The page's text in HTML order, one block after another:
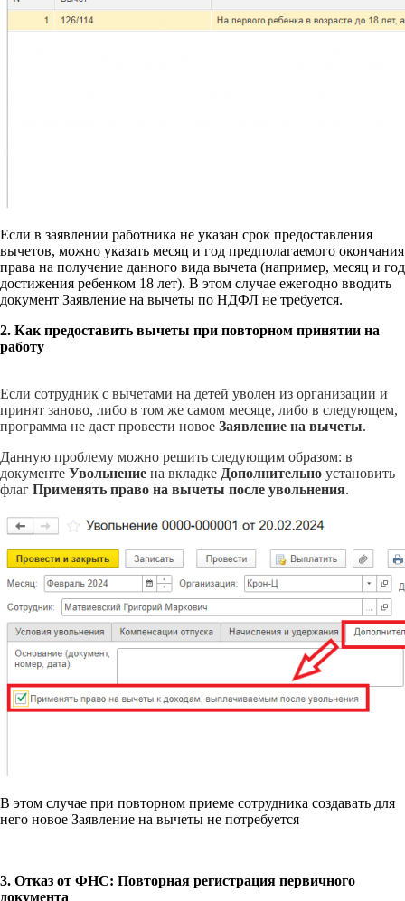
Если в заявлении работника не указан срок предоставления
вычетов, можно указать месяц и год предполагаемого окончания
права на получение данного вида вычета (например, месяц и год
достижения ребенком 18 лет). В этом случае ежегодно вводить
документ Заявление на вычеты по НДФЛ не требуется.
2. Как предоставить вычеты при повторном принятии на
работу
Если сотрудник c вычетами на детей уволен из организации и
принят заново, либо в том же самом месяце, либо в следующем,
программа не даст провести новое Заявление на вычеты.
Данную проблему можно решить следующим образом: в
документе Увольнение на вкладке Дополнительно установить
флаг Применять право на вычеты после увольнения.
В этом случае при повторном приеме сотрудника создавать для
него новое Заявление на вычеты не потребуется
3. Отказ от ФНС: Повторная регистрация первичного
документа